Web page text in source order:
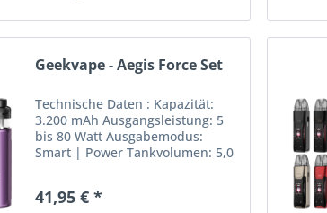
Geekvape - Aegis Force Set
Technische Daten : Kapazität:
3.200 mAh Ausgangsleistung: 5
bis 80 Watt Ausgabemodus:
Smart | Power Tankvolumen: 5,0
Widerstandsbereich: 0,1 bis 2,0
41,95 € *